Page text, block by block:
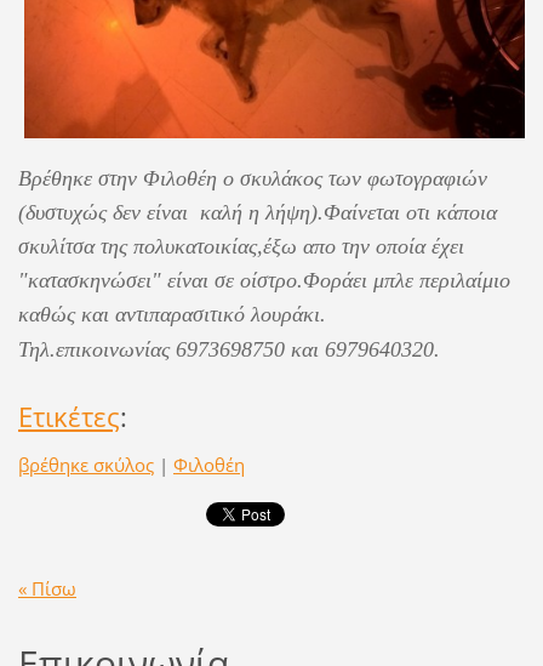
Βρέθηκε στην Φιλοθέη ο σκυλάκος των φωτογραφιών
(δυστυχώς δεν είναι καλή η λήψη).Φαίνεται οτι κάποια
σκυλίτσα της πολυκατοικίας,έξω απο την οποία έχει
"κατασκηνώσει" είναι σε οίστρο.Φοράει μπλε περιλαίμιο
καθώς και αντιπαρασιτικό λουράκι.
Τηλ.επικοινωνίας 6973698750 και 6979640320.
Ετικέτες:
βρέθηκε σκύλος | Φιλοθέη
« Πίσω